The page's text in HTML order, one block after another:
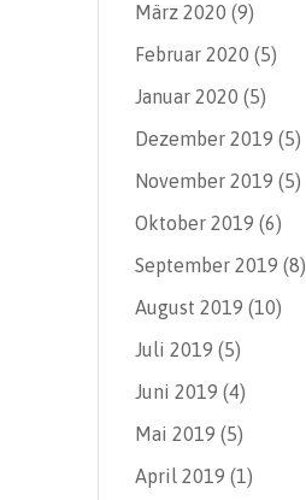
März 2020 (9)
Februar 2020 (5)
Januar 2020 (5)
Dezember 2019 (5)
November 2019 (5)
Oktober 2019 (6)
September 2019 (8)
August 2019 (10)
Juli 2019 (5)
Juni 2019 (4)
Mai 2019 (5)
April 2019 (1)